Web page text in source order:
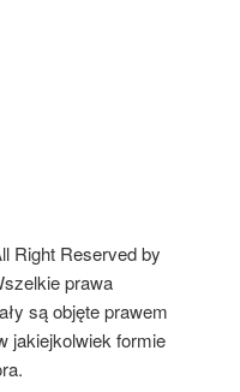
Right Reserved by
prawa
są objęte prawem
jakiejkolwiek formie